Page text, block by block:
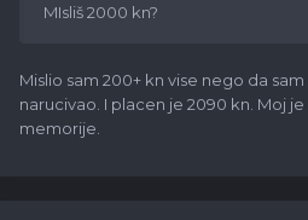
MIsliš 2000 kn?
Mislio sam 200+ kn vise nego da
narucivao. I placen je 2090 kn. Moj je
memorije.